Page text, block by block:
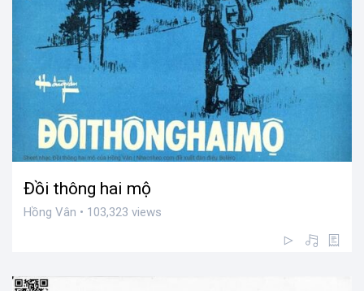
Đồi thông hai mộ
Hồng Vân • 103,323 views